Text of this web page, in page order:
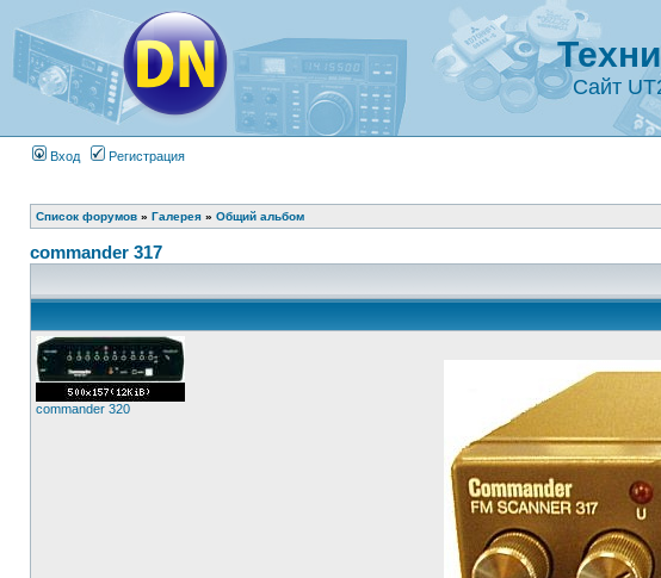
Сайт
Вход Регистрация
Список форумов » Галерея » Общий альбом
commander 317
commander 320